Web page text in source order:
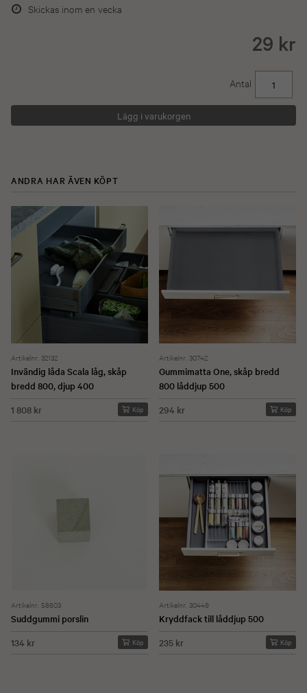
Skickas inom en vecka
29 kr
Antal
ANDRA HAR ÄVEN KÖPT
Artikelnr. 32132
Invändig låda Scala låg, skåp
bredd 800, djup 400
1 808 kr
Köp
Artikelnr. 30742
Gummimatta One, skåp bredd
800 låddjup 500
294 kr
Köp
Artikelnr. 58603
Suddgummi porslin
134 kr
Köp
Artikelnr. 30449
Kryddfack till låddjup 500
235 kr
Köp